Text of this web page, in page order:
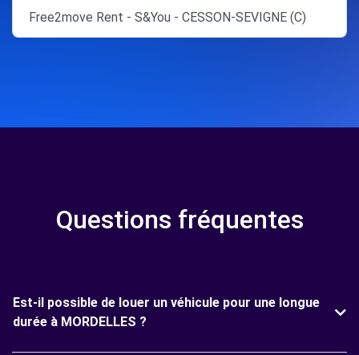
Free2move Rent - S&You - CESSON-SEVIGNE (C)
Questions fréquentes
Est-il possible de louer un véhicule pour une longue
durée à MORDELLES ?